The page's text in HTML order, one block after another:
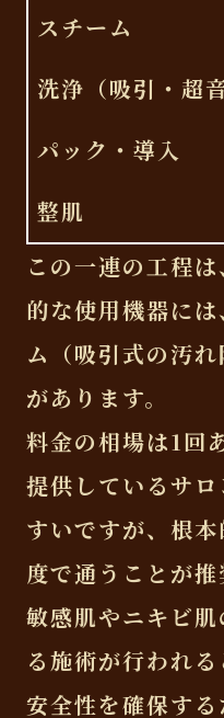
スチーム
洗浄（吸引・超音
パック・導入
整肌
この一連の工程
的な使用機器に
ム（吸引式の汚
があります。
料金の相場は1回
提供しているサ
すいですが、根
度で通うことが推
敏感肌やニキビ
る施術が行われ
安全性を確保す